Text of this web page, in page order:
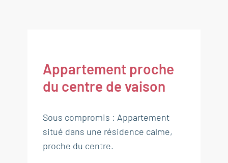
Appartement proche
du centre de vaison
Sous compromis : Appartement
situé dans une résidence calme,
proche du centre.